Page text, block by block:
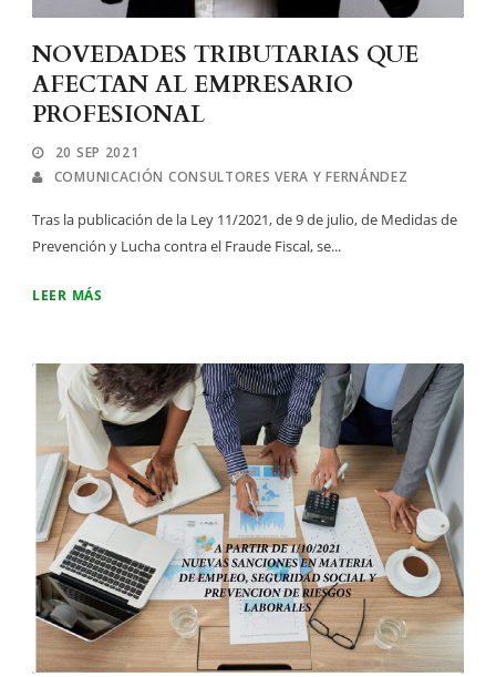
NOVEDADES TRIBUTARIAS QUE
AFECTAN AL EMPRESARIO
PROFESIONAL
20 SEP 2021
COMUNICACIÓN CONSULTORES VERA Y FERNÁNDEZ
Tras la publicación de la Ley 11/2021, de 9 de julio, de Medidas de
Prevención y Lucha contra el Fraude Fiscal, se...
LEER MÁS